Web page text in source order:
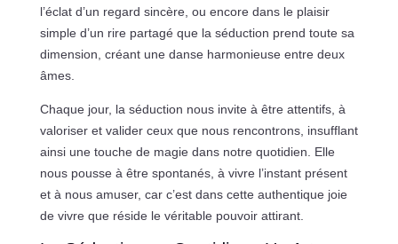
l’éclat d’un regard sincère, ou encore dans le plaisir
simple d’un rire partagé que la séduction prend toute sa
dimension, créant une danse harmonieuse entre deux
âmes.
Chaque jour, la séduction nous invite à être attentifs, à
valoriser et valider ceux que nous rencontrons, insufflant
ainsi une touche de magie dans notre quotidien. Elle
nous pousse à être spontanés, à vivre l’instant présent
et à nous amuser, car c’est dans cette authentique joie
de vivre que réside le véritable pouvoir attirant.